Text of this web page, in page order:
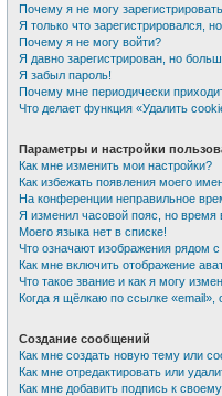
Почему я не могу
Я только что зарегистрировался,
Почему я не могу войти?
Я давно зарегистрирован, но
Я забыл пароль!
Почему мне периодически
Что делает функция «Удалить
Параметры и настройки
Как мне изменить мои настройки?
Как избежать появления моего
На конференции неправильное
Я изменил часовой пояс, но время
Моего языка нет в списке!
Что означают изображения рядом
Как мне включить отображение
Что такое звание и как я могу
Когда я щёлкаю по ссылке
Создание сообщений
Как мне создать новую тему или
Как мне отредактировать или
Как мне добавить подпись к